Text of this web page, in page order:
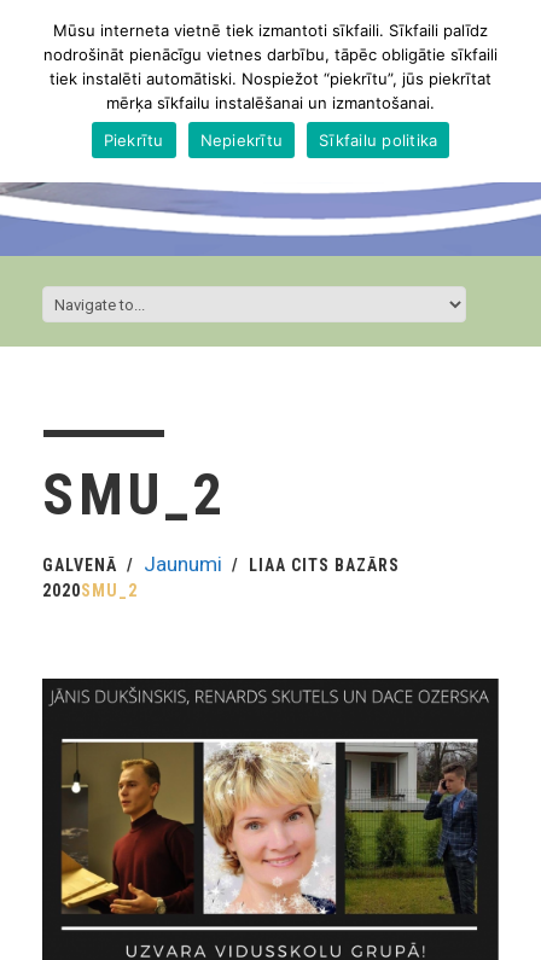
SMU_2
GALVENĀ Jaunumi
LIAA CITS BAZĀRS
2020SMU_2
Mūsu interneta vietnē tiek izmantoti sīkfaili. Sīkfaili palīdz
nodrošināt pienācīgu vietnes darbību, tāpēc obligātie sīkfaili
tiek instalēti automātiski. Nospiežot “piekrītu”, jūs piekrītat
mērķa sīkfailu instalēšanai un izmantošanai.
Piekrītu
Nepiekrītu Sīkfailu politika